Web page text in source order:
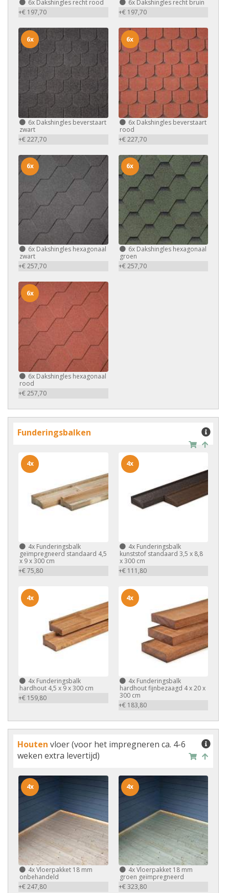
6x Dakshingles recht rood
+€ 197,70
6xDakshingles recht bruin
+€ 197,70
6x Dakshingles beverstaart
zwart
+€ 227,70
6x
6xDakshingles beverstaart
rood
+€ 227,70
6x
6x Dakshingles hexagonaal
zwart
+€ 257,70
6x
6xDakshingles hexagonaal
groen
+€ 257,70
6x
6x Dakshingles hexagonaal
rood
+€ 257,70
6x
Funderingsbalken
4x Funderingsbalk
geïmpregneerd standaard 4,5
x 9 x 300 cm
+€ 75,80
4x
4xFunderingsbalk
kunststof standaard 3,5 x 8,8
x 300 cm
+€ 111,80
4x
4x Funderingsbalk
hardhout 4,5 x 9 x 300 cm
+€ 159,80
4x
4xFunderingsbalk
hardhout fijnbezaagd 4 x 20 x
300 cm
+€ 183,80
4x
Houten vloer (voor het impregneren ca. 4-6
weken extra levertijd)
4xVloerpakket 18 mm
onbehandeld
+€ 247,80
4x
4xVloerpakket 18 mm
groen geïmpregneerd
+€ 323,80
4x